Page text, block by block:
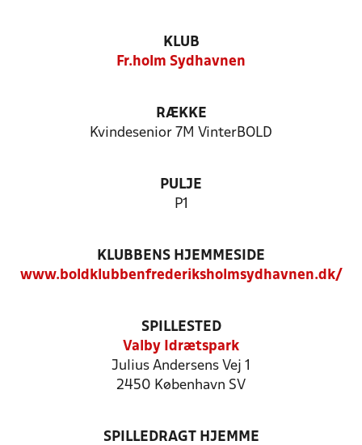
KLUB
Fr.holm Sydhavnen
RÆKKE
Kvindesenior 7M VinterBOLD
PULJE
P1
KLUBBENS HJEMMESIDE
www.boldklubbenfrederiksholmsydhavnen.dk/
SPILLESTED
Valby Idrætspark
Julius Andersens Vej 1
2450 København SV
SPILLEDRAGT HJEMME